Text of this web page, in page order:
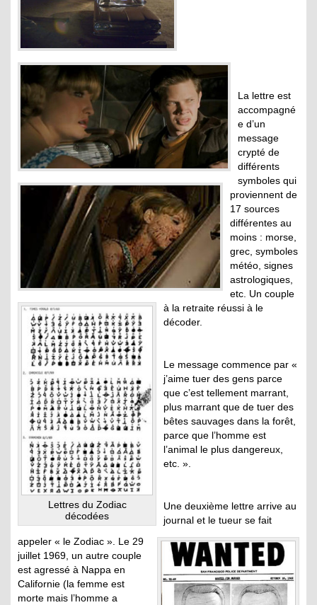
Lettres du Zodiac
décodées
La lettre est
accompagné
e d’un
message
crypté de
différents
symboles qui
proviennent de
17 sources
différentes au
moins : morse,
grec, symboles
météo, signes
astrologiques,
etc. Un couple
à la retraite réussi à le
décoder.
Le message commence par «
j’aime tuer des gens parce
que c’est tellement marrant,
plus marrant que de tuer des
bêtes sauvages dans la forêt,
parce que l’homme est
l’animal le plus dangereux,
etc. ».
Une deuxième lettre arrive au
journal et le tueur se fait
appeler « le Zodiac ». Le 29
juillet 1969, un autre couple
est agressé à Nappa en
Californie (la femme est
morte mais l’homme a